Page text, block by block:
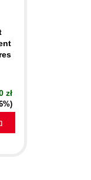
zł